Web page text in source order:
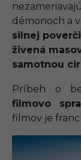
démonoch a
silnej
živená
samotnou
Príbeh o
filmovo
filmov je